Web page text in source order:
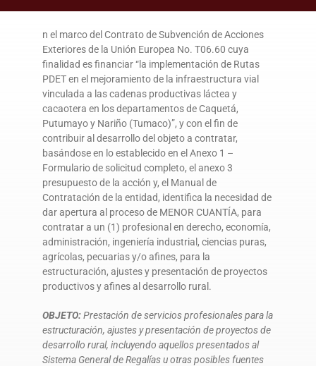
n el marco del Contrato de Subvención de Acciones
Exteriores de la Unión Europea No. T06.60 cuya
finalidad es financiar “la implementación de Rutas
PDET en el mejoramiento de la infraestructura vial
vinculada a las cadenas productivas láctea y
cacaotera en los departamentos de Caquetá,
Putumayo y Nariño (Tumaco)”, y con el fin de
contribuir al desarrollo del objeto a contratar,
basándose en lo establecido en el Anexo 1 –
Formulario de solicitud completo, el anexo 3
presupuesto de la acción y, el Manual de
Contratación de la entidad, identifica la necesidad de
dar apertura al proceso de MENOR CUANTÍA, para
contratar a un (1) profesional en derecho, economía,
administración, ingeniería industrial, ciencias puras,
agrícolas, pecuarias y/o afines, para la
estructuración, ajustes y presentación de proyectos
productivos y afines al desarrollo rural.
OBJETO:Prestación de servicios profesionales para la
estructuración, ajustes y presentación de proyectos de
desarrollo rural, incluyendo aquellos presentados al
Sistema General de Regalías u otras posibles fuentes